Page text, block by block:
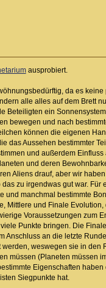
ausprobiert.
da es keine
alle alles auf dem Brett
Beteiligten ein
bewegen und nach
können die eigenen
das Aussehen bestimmter
und außerdem Einfluss
und deren
Aliens drauf, aber wir
zu irgendwas gut war. Für
und manchmal bestimmte
Mittlere und Finale Evolution,
Voraussetzungen zum
Punkte bringen. Die
Anschluss an die letzte
weswegen sie in den
müssen (Planeten müssen
Eigenschaften haben
Siegpunkte hat.